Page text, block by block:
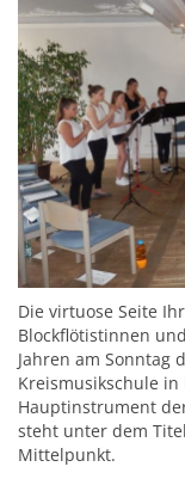
Die virtuose Seite
Blockflötistinnen
Jahren am Sonntag
Kreismusikschule in
Hauptinstrument
steht unter dem
Mittelpunkt.